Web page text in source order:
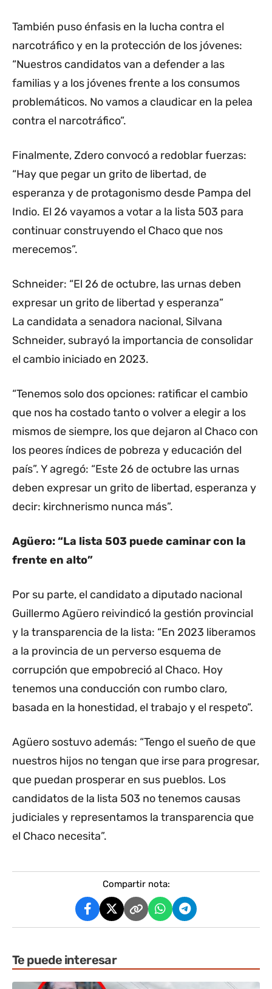
También puso énfasis en la lucha contra el
narcotráfico y en la protección de los jóvenes:
“Nuestros candidatos van a defender a las
familias y a los jóvenes frente a los consumos
problemáticos. No vamos a claudicar en la pelea
contra el narcotráfico”.
Finalmente, Zdero convocó a redoblar fuerzas:
“Hay que pegar un grito de libertad, de
esperanza y de protagonismo desde Pampa del
Indio. El 26 vayamos a votar a la lista 503 para
continuar construyendo el Chaco que nos
merecemos”.
Schneider: “El 26 de octubre, las urnas deben
expresar un grito de libertad y esperanza”
La candidata a senadora nacional, Silvana
Schneider, subrayó la importancia de consolidar
el cambio iniciado en 2023.
“Tenemos solo dos opciones: ratificar el cambio
que nos ha costado tanto o volver a elegir a los
mismos de siempre, los que dejaron al Chaco con
los peores índices de pobreza y educación del
país”. Y agregó: “Este 26 de octubre las urnas
deben expresar un grito de libertad, esperanza y
decir: kirchnerismo nunca más”.
Agüero: “La lista 503 puede caminar con la
frente en alto”
Por su parte, el candidato a diputado nacional
Guillermo Agüero reivindicó la gestión provincial
y la transparencia de la lista: “En 2023 liberamos
a la provincia de un perverso esquema de
corrupción que empobreció al Chaco. Hoy
tenemos una conducción con rumbo claro,
basada en la honestidad, el trabajo y el respeto”.
Agüero sostuvo además: “Tengo el sueño de que
nuestros hijos no tengan que irse para progresar,
que puedan prosperar en sus pueblos. Los
candidatos de la lista 503 no tenemos causas
judiciales y representamos la transparencia que
el Chaco necesita”.
Compartir nota:
Te puede interesar